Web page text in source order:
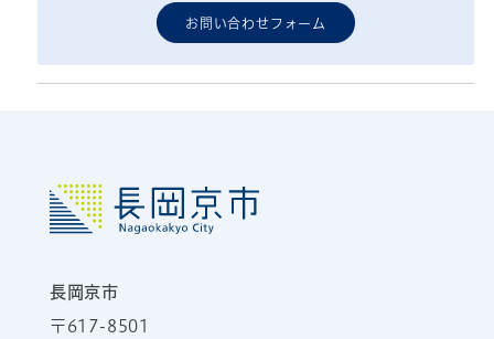
お問い合わせフォーム
長岡京市
〒617-8501